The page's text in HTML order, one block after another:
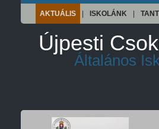
AKTUÁLIS ISKOLÁNK
Újpesti
Általános